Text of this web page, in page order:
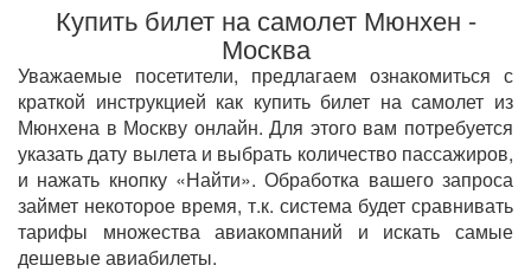
Купить билет на самолет Мюнхен -
Москва
Уважаемые посетители, предлагаем ознакомиться с
краткой инструкцией как купить билет на самолет из
Мюнхена в Москву онлайн. Для этого вам потребуется
указать дату вылета и выбрать количество пассажиров,
и нажать кнопку «Найти». Обработка вашего запроса
займет некоторое время, т.к. система будет сравнивать
тарифы множества авиакомпаний и искать самые
дешевые авиабилеты.